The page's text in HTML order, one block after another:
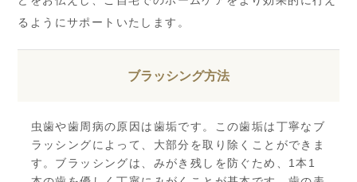
るようにサポートいたします。
ブラッシング方法
虫歯や歯周病の原因は歯垢です。この歯垢は丁寧なブ
ラッシングによって、大部分を取り除くことができま
す。ブラッシングは、みがき残しを防ぐため、1本1